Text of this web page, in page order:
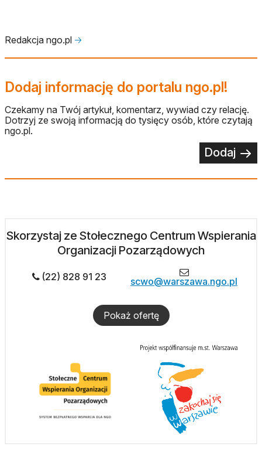
Redakcja ngo.pl 🡢
Dodaj informację do portalu ngo.pl!
Czekamy na Twój artykuł, komentarz, wywiad czy relację.
Dotrzyj ze swoją informacją do tysięcy osób, które czytają
ngo.pl.
Dodaj
Skorzystaj ze Stołecznego Centrum Wspierania
Organizacji Pozarządowych
(22) 828 91 23 scwo@warszawa.ngo.pl
Pokaż ofertę